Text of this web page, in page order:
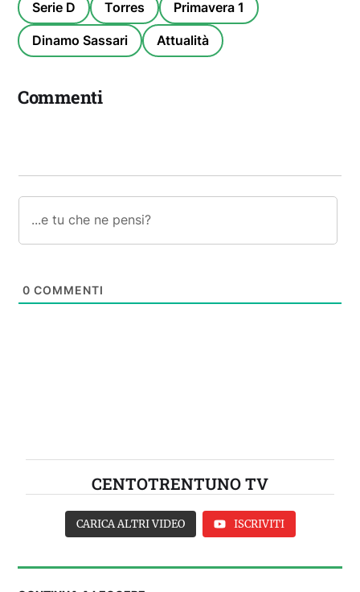
Serie D Torres Primavera 1
Dinamo Sassari Attualità
Commenti
0 COMMENTI
CENTOTRENTUNO TV
CARICA ALTRI VIDEO ISCRIVITI